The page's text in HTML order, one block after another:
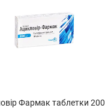
Фармак таблетки 200